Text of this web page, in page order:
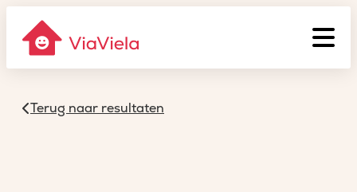
Terug naar resultaten